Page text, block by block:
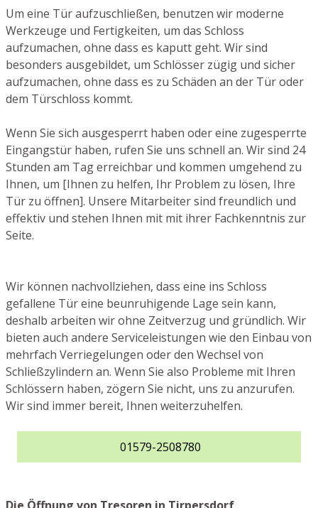
Um eine Tür aufzuschließen, benutzen wir moderne
Werkzeuge und Fertigkeiten, um das Schloss
aufzumachen, ohne dass es kaputt geht. Wir sind
besonders ausgebildet, um Schlösser zügig und sicher
aufzumachen, ohne dass es zu Schäden an der Tür oder
dem Türschloss kommt.
Wenn Sie sich ausgesperrt haben oder eine zugesperrte
Eingangstür haben, rufen Sie uns schnell an. Wir sind 24
Stunden am Tag erreichbar und kommen umgehend zu
Ihnen, um [Ihnen zu helfen, Ihr Problem zu lösen, Ihre
Tür zu öffnen]. Unsere Mitarbeiter sind freundlich und
effektiv und stehen Ihnen mit mit ihrer Fachkenntnis zur
Seite.
Wir können nachvollziehen, dass eine ins Schloss
gefallene Tür eine beunruhigende Lage sein kann,
deshalb arbeiten wir ohne Zeitverzug und gründlich. Wir
bieten auch andere Serviceleistungen wie den Einbau von
mehrfach Verriegelungen oder den Wechsel von
Schließzylindern an. Wenn Sie also Probleme mit Ihren
Schlössern haben, zögern Sie nicht, uns zu anzurufen.
Wir sind immer bereit, Ihnen weiterzuhelfen.
01579-2508780